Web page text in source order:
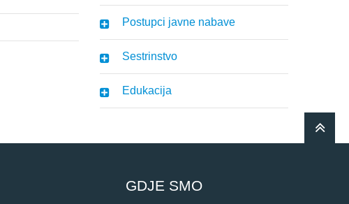
Postupci javne nabave
Sestrinstvo
Edukacija
GDJE SMO